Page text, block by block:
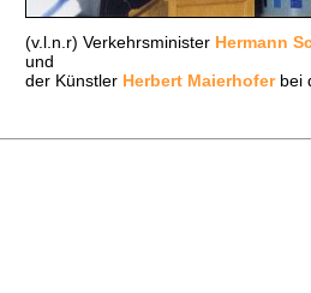
(v.l.n.r) Verkehrsminister Hermann
und
der Künstler Herbert Maierhoferbei